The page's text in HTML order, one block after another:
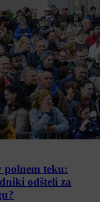
polnem teku:
odšteli za